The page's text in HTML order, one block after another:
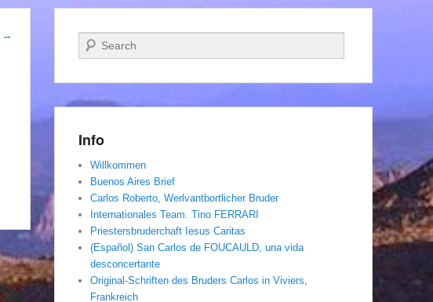
→ Suchen
Info
Willkommen
Buenos Aires Brief
Carlos Roberto, Werlvantbortlicher Bruder
Internationales Team. Tino FERRARI
Priestersbruderchaft Iesus Caritas
(Español) San Carlos de FOUCAULD, una vida
desconcertante
Original-Schriften des Bruders Carlos in Viviers,
Frankreich